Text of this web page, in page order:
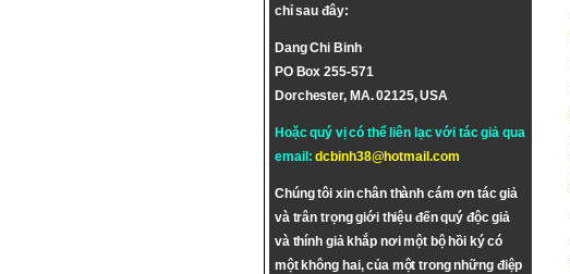
chỉ sau đây:
Dang Chi Binh
PO Box 255-571
Dorchester, MA. 02125, USA
Hoặc quý vị có thể liên lạc với tác giả qua
email:dcbinh38@hotmail.com
Chúng tôi xin chân thành cám ơn tác giả
và trân trọng giới thiệu đến quý độc giả
và thính giả khắp nơi một bộ hồi ký có
một không hai, của một trong những điệp